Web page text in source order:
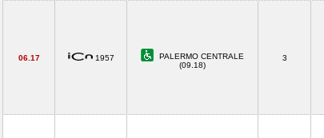
06.17 1957
PALERMO CENTRALE
(09.18)
3